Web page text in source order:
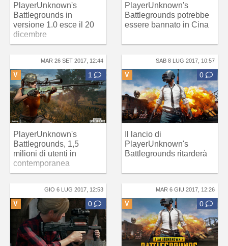
PlayerUnknown's
Battlegrounds in
versione 1.0 esce il 20
dicembre
PlayerUnknown's
Battlegrounds potrebbe
essere bannato in Cina
MAR 26 SET 2017, 12:44
V 1
PlayerUnknown's
Battlegrounds, 1,5
milioni di utenti in
contemporanea
SAB 8 LUG 2017, 10:57
V 0
Il lancio di
PlayerUnknown's
Battlegrounds ritarderà
GIO 6 LUG 2017, 12:53
V 0
MAR 6 GIU 2017, 12:26
V 0